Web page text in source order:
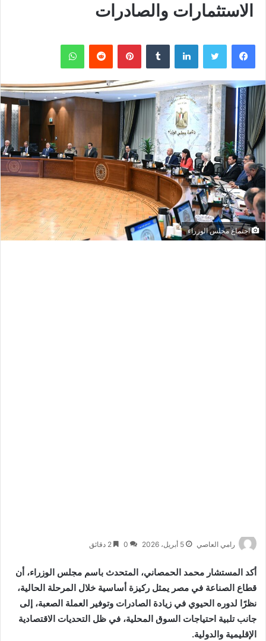
الاستثمارات والصادرات
فيسبوك تويتر لينكدإن بينتيريست واتساب
اجتماع مجلس الوزراء
رامي العاصي 5 أبريل، 2026 0
أكد المستشار محمد الحمصاني، المتحدث باسم مجلس الوزراء، أن
قطاع الصناعة في مصر يمثل ركيزة أساسية خلال المرحلة الحالية،
نظرًا لدوره الحيوي في زيادة الصادرات وتوفير العملة الصعبة، إلى
جانب تلبية احتياجات السوق المحلية، في ظل التحديات الاقتصادية
الإقليمية والدولية.